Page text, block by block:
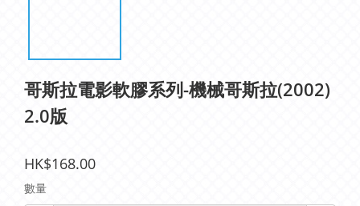
哥斯拉電影軟膠系列-機械哥斯拉(2002)
2.0版
HK$168.00
數量